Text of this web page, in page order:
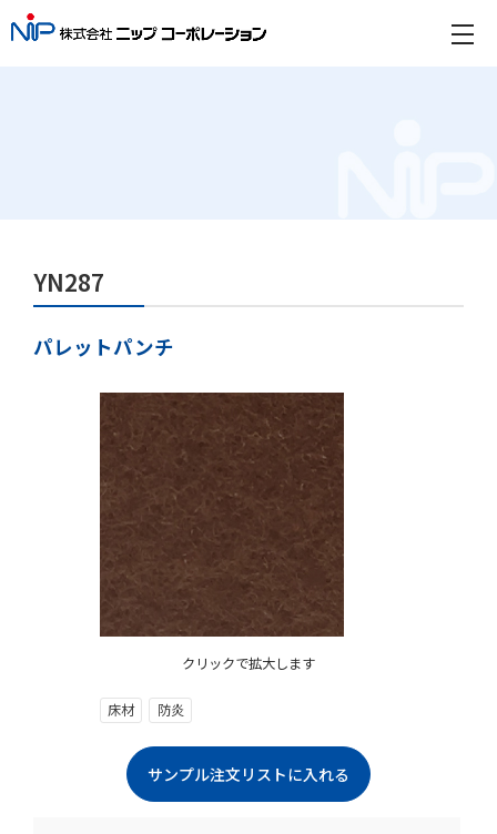
YN287
パレットパンチ
クリックで拡大します
床材 防炎